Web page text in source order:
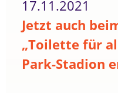
17.11.2021
Jetzt auch
„Toilette für
Park-Stadion